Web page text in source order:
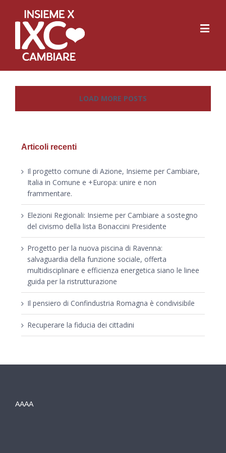
LOAD MORE POSTS
Articoli recenti
Il progetto comune di Azione, Insieme per Cambiare,
Italia in Comune e +Europa: unire e non
frammentare.
Elezioni Regionali: Insieme per Cambiare a sostegno
del civismo della lista Bonaccini Presidente
Progetto per la nuova piscina di Ravenna:
salvaguardia della funzione sociale, offerta
multidisciplinare e efficienza energetica siano le linee
guida per la ristrutturazione
Il pensiero di Confindustria Romagna è condivisibile
Recuperare la fiducia dei cittadini
AAAA